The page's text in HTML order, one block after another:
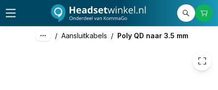
/ Aansluitkabels / Poly QD naar 3.5 mm
18,60 excl. btw
22,51 incl. btw